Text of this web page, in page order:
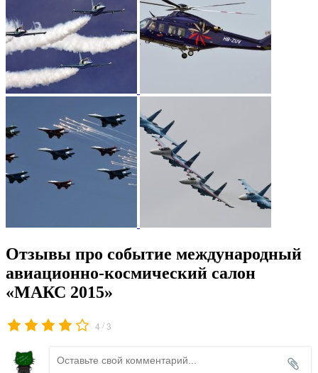
Отзывы про событие международный
авиационно-космический салон
«МАКС 2015»
4 /3